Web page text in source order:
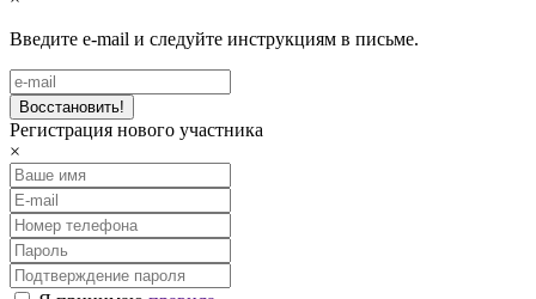
Введите e-mail и следуйте инструкциям в письме.
Регистрация нового участника
×